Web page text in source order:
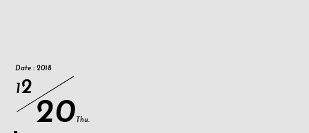
Date : 2018
12
20 Thu.